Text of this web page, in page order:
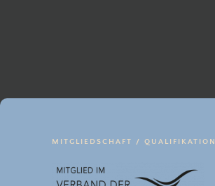
MITGLIEDSCHAFT / QUALIFIKATION